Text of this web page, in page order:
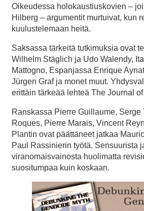
Oikeudessa holokaustiuskovien –
Hilberg – argumentit murtuivat, kun
kuulustelemaan heitä.
Saksassa tärkeitä tutkimuksia ovat
Wilhelm Stäglich ja Udo Walendy,
Mattogno, Espanjassa Enrique
Jürgen Graf ja monet muut.
erittäin tärkeää lehteä The Journal
Ranskassa Pierre Guillaume, Serge
Roques, Pierre Marais, Vincent
Plantin ovat päättäneet jatkaa
Paul Rassinierin työtä. Sensuurista
viranomaisvainosta huolimatta
suositumpaa kuin koskaan.